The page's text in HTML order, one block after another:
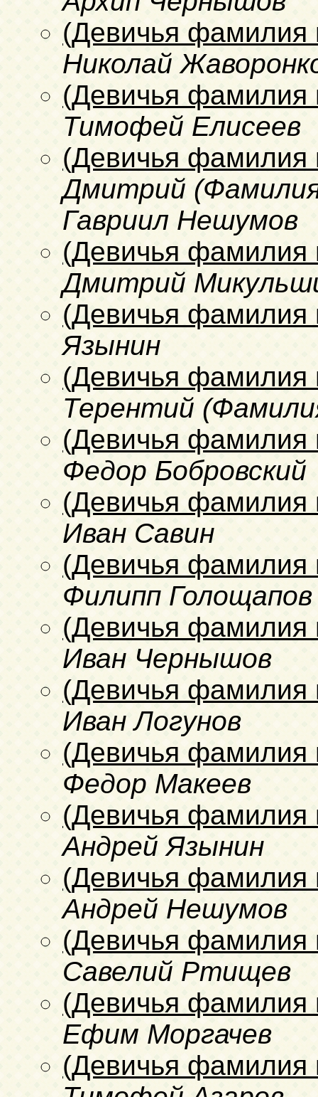
(Девичья фамилия
Николай
(Девичья фамилия
Тимофей Елисеев
(Девичья фамилия
Дмитрий
Гавриил Нешумов
(Девичья фамилия
Дмитрий
(Девичья фамилия
Язынин
(Девичья фамилия
Терентий
(Девичья фамилия
Федор Бобровский
(Девичья фамилия
Иван Савин
(Девичья фамилия
Филипп Голощапов
(Девичья фамилия
Иван Чернышов
(Девичья фамилия
Иван Логунов
(Девичья фамилия
Федор Макеев
(Девичья фамилия
Андрей Язынин
(Девичья фамилия
Андрей Нешумов
(Девичья фамилия
Савелий Ртищев
(Девичья фамилия
Ефим Моргачев
(Девичья фамилия